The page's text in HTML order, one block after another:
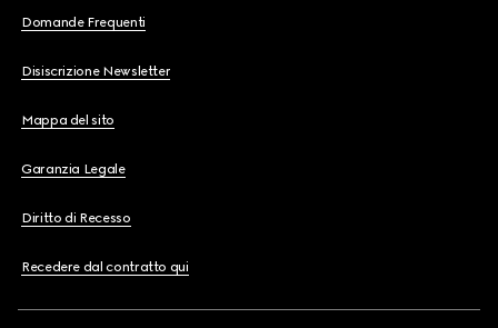
Domande Frequenti
Disiscrizione Newsletter
Mappa del sito
Garanzia Legale
Diritto di Recesso
Recedere dal contratto qui